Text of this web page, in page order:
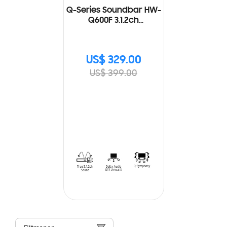
Q-Series Soundbar HW-
Q600F 3.1.2ch
US$ 329.00
US$ 399.00